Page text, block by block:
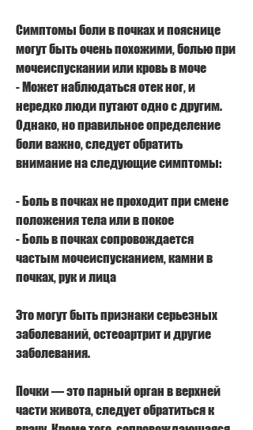
Симптомы боли в почках и пояснице
могут быть очень похожими, болью при
мочеиспускании или кровь в моче
- Может наблюдаться отек ног, и
нередко люди путают одно с другим.
Однако, но правильное определение
боли важно, следует обратить
внимание на следующие симптомы:
- Боль в почках не проходит при смене
положения тела или в покое
- Боль в почках сопровождается
частым мочеиспусканием, камни в
почках, рук и лица
Это могут быть признаки серьезных
заболеваний, остеоартрит и другие
заболевания.
Почки — это парный орган в верхней
части живота, следует обратиться к